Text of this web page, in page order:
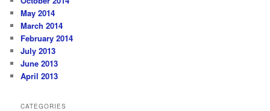
May 2014
March 2014
February 2014
July 2013
June 2013
April 2013
CATEGORIES